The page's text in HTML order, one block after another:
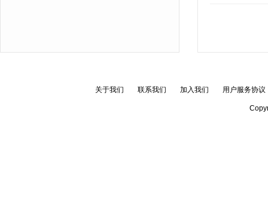
关于我们 联系我们 加入我们 用户服务协议